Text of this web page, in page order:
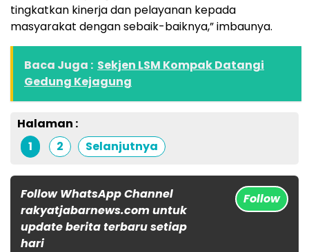
tingkatkan kinerja dan pelayanan kepada
masyarakat dengan sebaik-baiknya,” imbaunya.
Baca Juga : Sekjen LSM Kompak Datangi
Gedung Kejagung
Halaman :
1
2 Selanjutnya
Follow WhatsApp Channel
rakyatjabarnews.com untuk
update berita terbaru setiap
hari
Follow